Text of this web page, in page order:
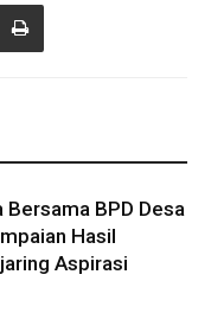
BPD Desa
Hasil
Aspirasi